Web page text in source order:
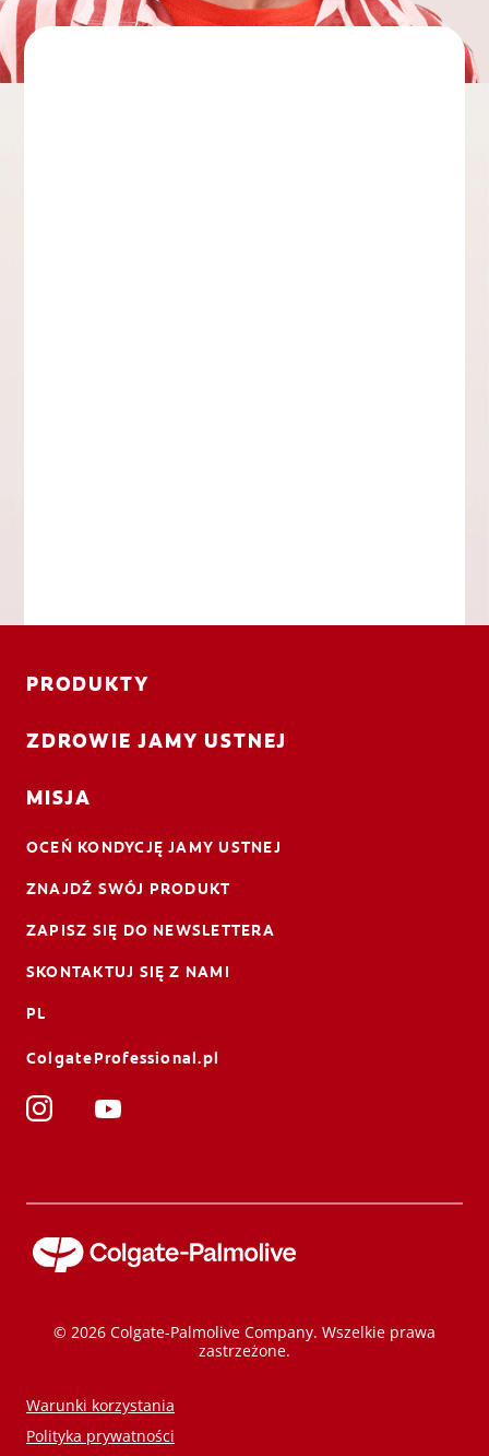
PRODUKTY
ZDROWIE JAMY USTNEJ
MISJA
OCEŃ KONDYCJĘ JAMY USTNEJ
ZNAJDŹ SWÓJ PRODUKT
ZAPISZ SIĘ DO NEWSLETTERA
SKONTAKTUJ SIĘ Z NAMI
PL
ColgateProfessional.pl
© 2026 Colgate-Palmolive Company. Wszelkie prawa
zastrzeżone.
Warunki korzystania
Polityka prywatności